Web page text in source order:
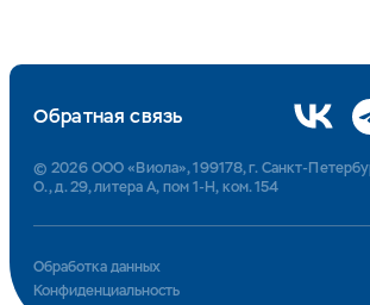
Обработка данных
Конфиденциальность
Обратная связь
© 2026 ООО «Виола», 199178, г. Санкт-
О., д. 29, литера А, пом 1-Н, ком. 154